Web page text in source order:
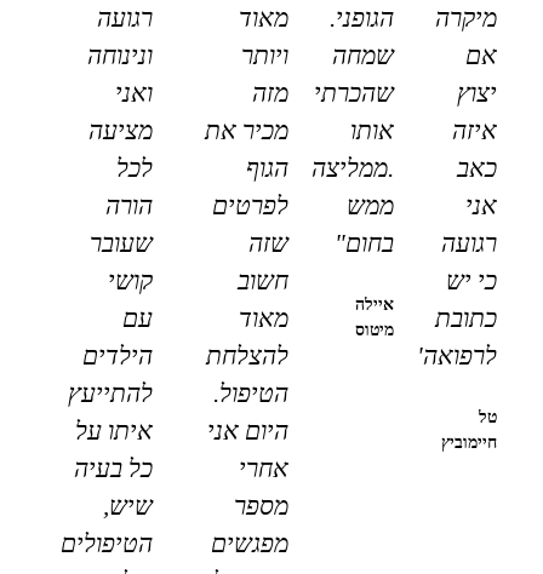
מיקרה
אם
יצוץ
איזה
כאב
אני
רגועה
כי יש
כתובת
לרפואה"
טל
חיימוביץ
הגופני.
שמחה
שהכרתי
אותו
.ממליצה
ממש
בחום"
איילה
מיטוס
מאוד
ויותר
מזה
מכיר את
הגוף
לפרטים
שזה
חשוב
מאוד
להצלחת
הטיפול.
היום אני
אחרי
מספר
מפגשים
רגועה
ונינוחה
ואני
מציעה
לכל
הורה
שעובר
קושי
עם
הילדים
להתייעץ
איתו על
כל בעיה
שיש,
הטיפולים